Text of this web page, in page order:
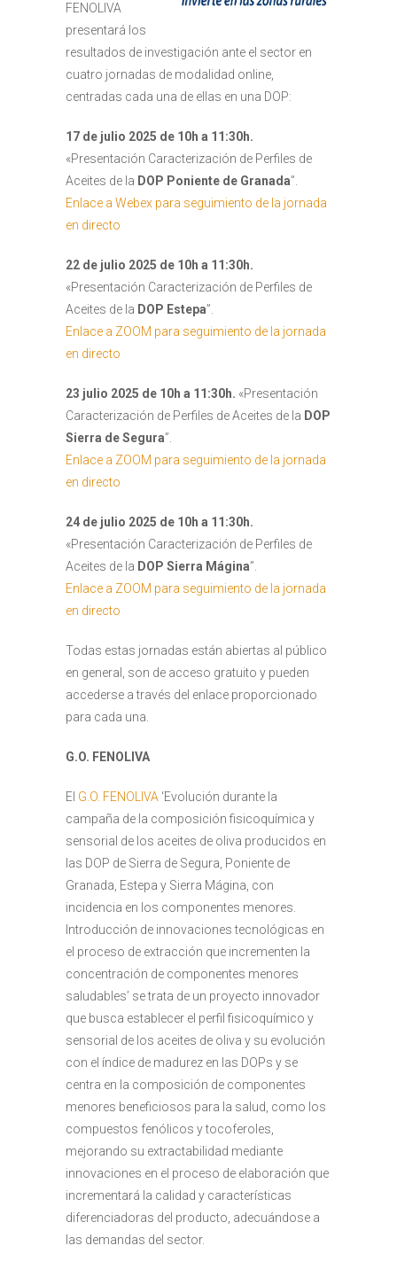
FENOLIVA
presentará los
resultados de investigación ante el sector en
cuatro jornadas de modalidad online,
centradas cada una de ellas en una DOP:
17 de julio 2025 de 10h a 11:30h.
«Presentación Caracterización de Perfiles de
Aceites de la DOP Poniente de Granada”.
Enlace a Webex para seguimiento de la jornada
en directo
22 de julio 2025 de 10h a 11:30h.
«Presentación Caracterización de Perfiles de
Aceites de la DOP Estepa”.
Enlace a ZOOM para seguimiento de la jornada
en directo
23 julio 2025 de 10h a 11:30h. «Presentación
Caracterización de Perfiles de Aceites de la DOP
Sierra de Segura”.
Enlace a ZOOM para seguimiento de la jornada
en directo
24 de julio 2025 de 10h a 11:30h.
«Presentación Caracterización de Perfiles de
Aceites de la DOP Sierra Mágina”.
Enlace a ZOOM para seguimiento de la jornada
en directo
Todas estas jornadas están abiertas al público
en general, son de acceso gratuito y pueden
accederse a través del enlace proporcionado
para cada una.
G.O. FENOLIVA
El G.O. FENOLIVA ‘Evolución durante la
campaña de la composición fisicoquímica y
sensorial de los aceites de oliva producidos en
las DOP de Sierra de Segura, Poniente de
Granada, Estepa y Sierra Mágina, con
incidencia en los componentes menores.
Introducción de innovaciones tecnológicas en
el proceso de extracción que incrementen la
concentración de componentes menores
saludables’ se trata de un proyecto innovador
que busca establecer el perfil fisicoquímico y
sensorial de los aceites de oliva y su evolución
con el índice de madurez en las DOPs y se
centra en la composición de componentes
menores beneficiosos para la salud, como los
compuestos fenólicos y tocoferoles,
mejorando su extractabilidad mediante
innovaciones en el proceso de elaboración que
incrementará la calidad y características
diferenciadoras del producto, adecuándose a
las demandas del sector.